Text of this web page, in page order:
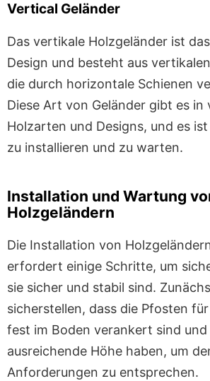
Vertical Geländer
Das vertikale Holzgeländer ist
Design und besteht aus
die durch horizontale Schienen
Diese Art von Geländer gibt es in
Holzarten und Designs, und es
zu installieren und zu warten.
Installation und Wartung
Holzgeländern
Die Installation von
erfordert einige Schritte, um
sie sicher und stabil sind.
sicherstellen, dass die Pfosten
fest im Boden verankert sind und
ausreichende Höhe haben, um
Anforderungen zu entsprechen.